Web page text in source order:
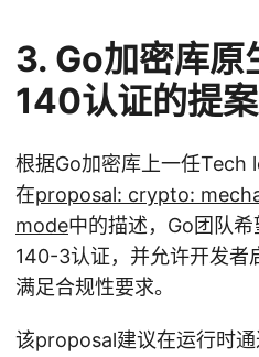
3. Go加密库原
140认证的提案
根据Go加密库上一任Tech
在proposal: crypto:
mode中的描述，Go团队
140-3认证，并允许开发者
满足合规性要求。
该proposal建议在运行时